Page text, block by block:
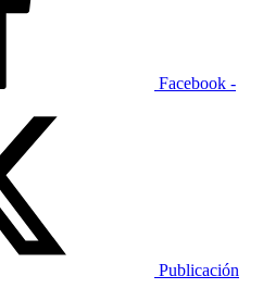
Facebook -
Publicación